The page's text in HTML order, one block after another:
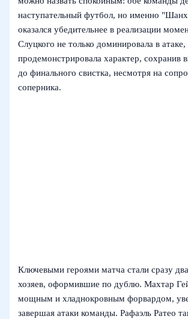
наступательный футбол, но именно
оказался убедительнее в реализации
Слуцкого не только доминировала в
продемонстрировала характер, сохранив
до финального свистка, несмотря на
соперника.
Ключевыми героями матча стали сразу
хозяев, оформившие по дублю. Махтар
мощным и хладнокровным форвардом,
завершая атаки команды. Рафаэль Ратео